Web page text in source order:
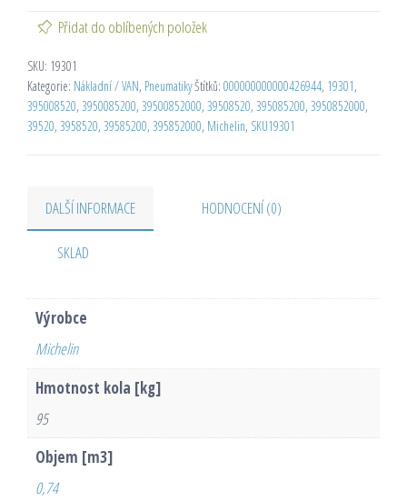
Přidat do oblíbených položek
SKU: 19301
Kategorie: Nákladní / VAN, PneumatikyŠtítků: 000000000000426944, 19301,
395008520, 3950085200, 39500852000, 39508520, 395085200, 3950852000,
39520, 3958520, 39585200, 395852000, Michelin, SKU19301
DALŠÍ INFORMACE HODNOCENÍ (0)
SKLAD
Výrobce
Michelin
Hmotnost kola [kg]
95
Objem [m3]
0,74